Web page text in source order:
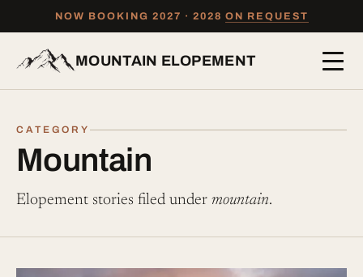
NOW BOOKING 2027 · 2028 ON REQUEST
MOUNTAIN ELOPEMENT
Mountain
Elopement stories filed under mountain.